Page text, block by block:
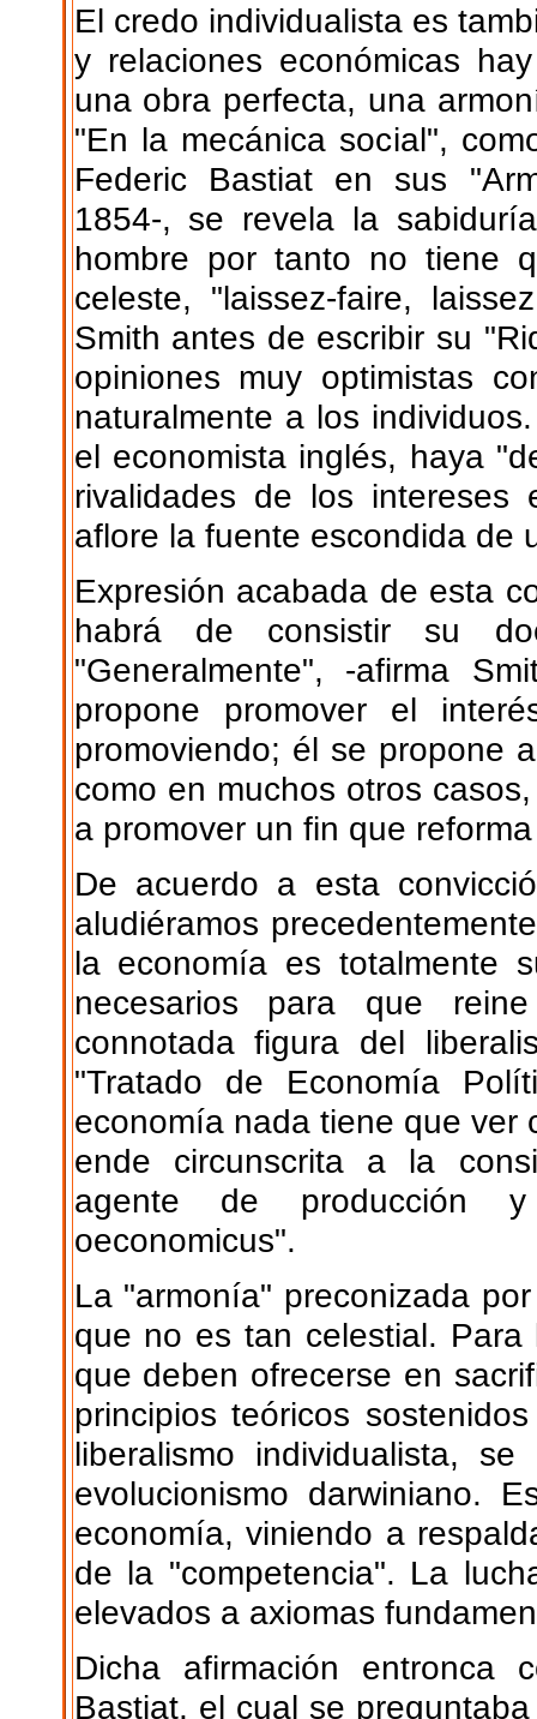
El credo individualista es
y relaciones económicas
una obra perfecta, una
"En la mecánica social",
Federic Bastiat en sus
1854-, se revela la
hombre por tanto no tiene
celeste, "laissez-faire,
Smith antes de escribir su
opiniones muy optimistas
naturalmente a los
el economista inglés, haya
rivalidades de los
aflore la fuente escondida de
Expresión acabada de esta
habrá de consistir su
"Generalmente", -afirma
propone promover el
promoviendo; él se propone
como en muchos otros
a promover un fin que
De acuerdo a esta
aludiéramos
la economía es totalmente
necesarios para que
connotada figura del
"Tratado de Economía
economía nada tiene que ver
ende circunscrita a la
agente de producción
oeconomicus".
La "armonía" preconizada
que no es tan celestial.
que deben ofrecerse en
principios teóricos
liberalismo individualista,
evolucionismo darwiniano.
economía, viniendo a
de la "competencia". La
elevados a axiomas
Dicha afirmación
Bastiat, el cual se